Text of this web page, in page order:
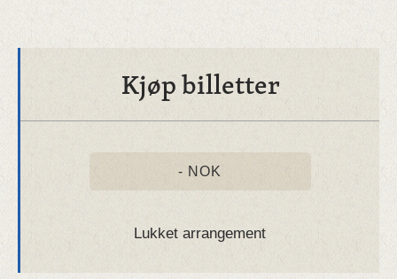
Kjøp billetter
- NOK
Lukket arrangement